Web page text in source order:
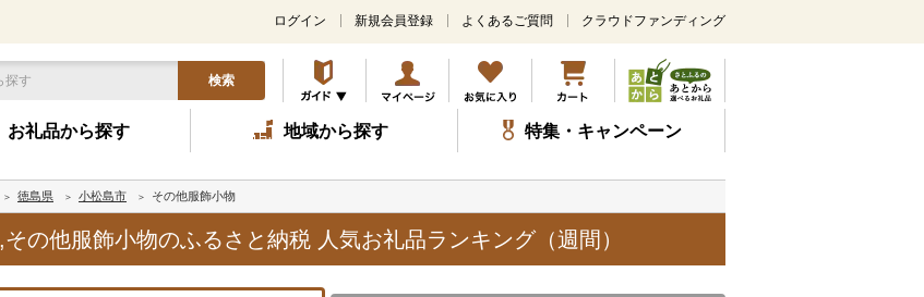
メ
ン
コ
ン
テ
ツ
キ
ッ
プ
ログイン 新規会員登録 よくあるご質問 クラウドファンディング
検索
お礼品から探す 地域から探す 特集・キャンペーン
徳島県 小松島市 その他服飾小物
の他服飾小物のふるさと納税 人気お礼品ランキング（週間）